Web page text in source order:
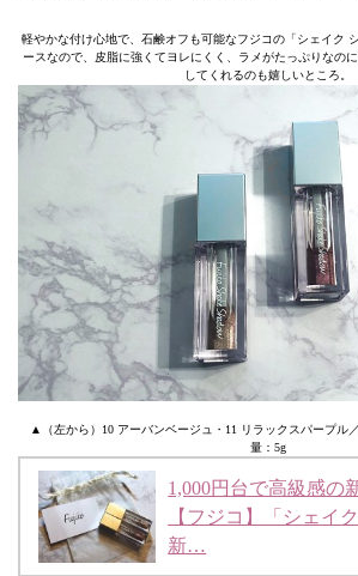
軽やかな付け心地で、石鹸オフも可能なフジコの「シェイク
ースなので、皮脂に強くてヨレにくく、ラメがたっぷりなの
してくれるのも嬉しいところ。
▲（左から）10 アーバンベージュ・11 リラックスパープル
量：5g
1,000円台で高級感の
【フジコ】「シェイ
新…